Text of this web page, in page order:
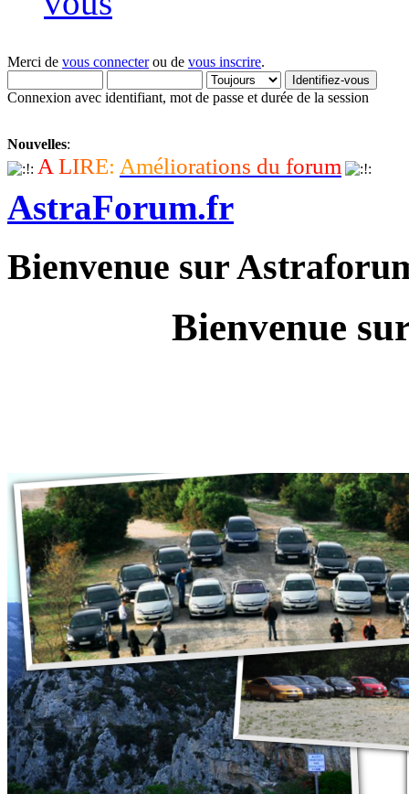
Merci de vous connecterou de vous inscrire.
Connexion avec identifiant, mot de passe et durée de la session
Nouvelles:
A LIRE: Améliorations du forum
AstraForum.fr
Bienvenue sur
Bienvenue